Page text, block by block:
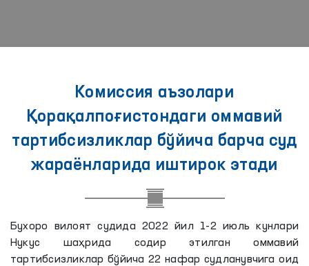
Комиссия аъзолари
Қорақалпоғистондаги оммавий
тартибсизликлар бўйича барча суд
жараёнларида иштирок этади
Бухоро вилоят судида 2022 йил 1-2 июль кунлари
Нукус шаҳрида содир этилган оммавий
тартибсизликлар бўйича 22 нафар судланувчига оид